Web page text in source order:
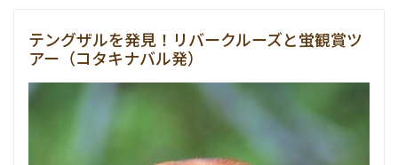
テングザルを発見！リバークルーズと蛍観賞ツ
アー（コタキナバル発）